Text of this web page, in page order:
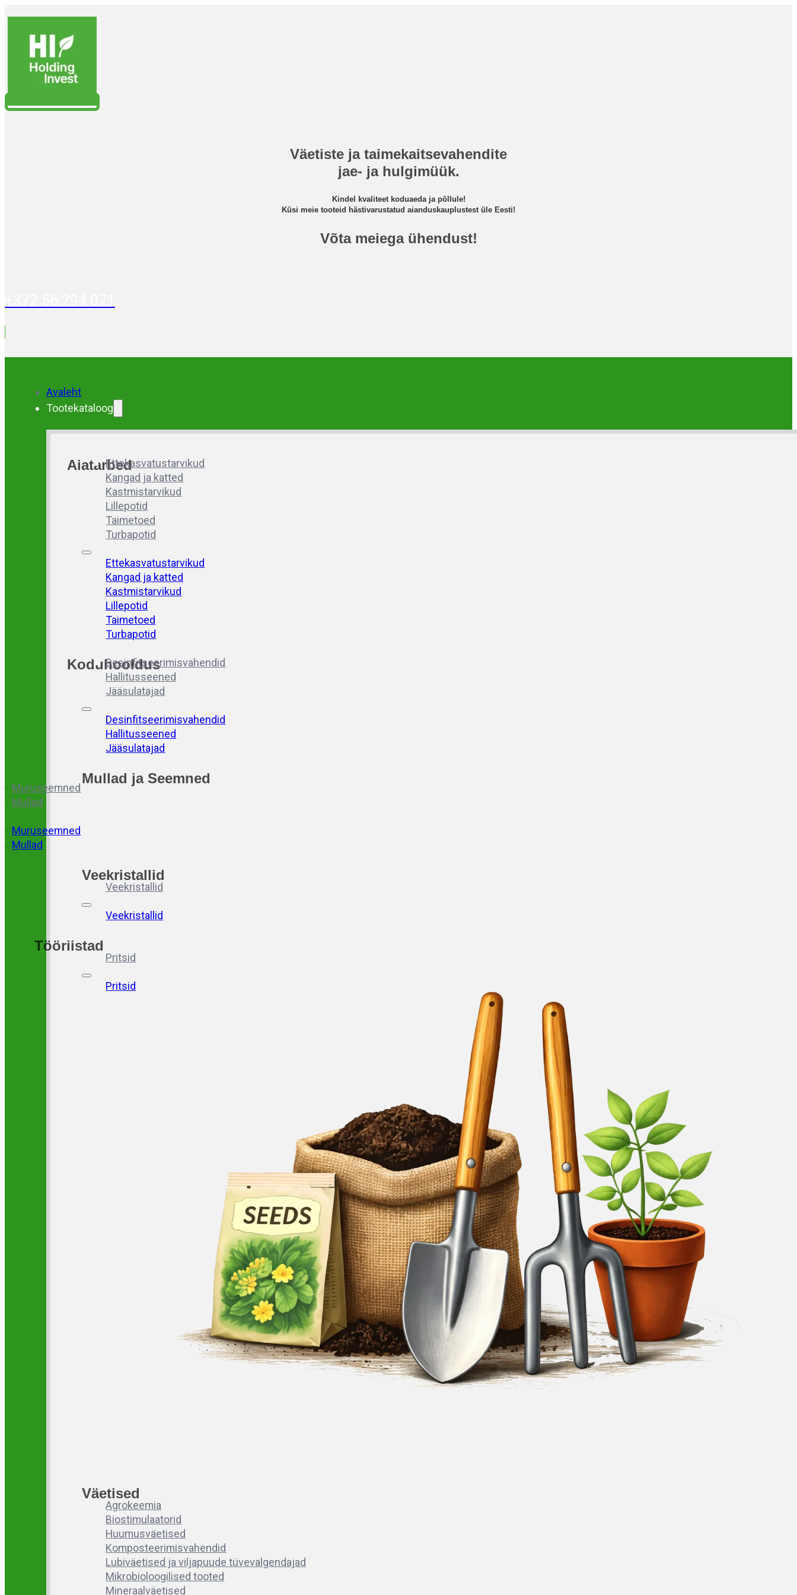
Väetiste ja taimekaitsevahendite
jae- ja hulgimüük.
Kindel kvaliteet koduaeda ja põllule!
Küsi meie tooteid hästivarustatud aianduskauplustest üle Eesti!
Võta meiega ühendust!
Avaleht
Tootekataloog
AiatarbedEttekasvatustarvikud
Kangad ja katted
Kastmistarvikud
Lillepotid
Taimetoed
Turbapotid
Ettekasvatustarvikud
Kangad ja katted
Kastmistarvikud
Lillepotid
Taimetoed
Turbapotid
Koduhooldus
Desinfitseerimisvahendid
Hallitusseened
Jääsulatajad
Desinfitseerimisvahendid
Hallitusseened
Jääsulatajad
Mullad ja Seemned
Muruseemned
Mullad
Muruseemned
Mullad
Veekristallid
Veekristallid
Veekristallid
Tööriistad
Pritsid
Pritsid
Väetised
Agrokeemia
Biostimulaatorid
Huumusväetised
Komposteerimisvahendid
Lubiväetised ja viljapuude tüvevalgendajad
Mikrobioloogilised tooted
Mineraalväetised